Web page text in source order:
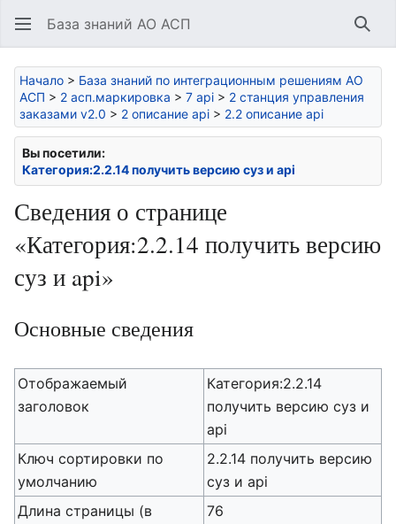
База знаний АО АСП
Начало > База знаний по интеграционным решениям АО
АСП > 2 асп.маркировка > 7 api > 2 станция управления
заказами v2.0 > 2 описание api > 2.2 описание api
Вы посетили:
Категория:2.2.14 получить версию суз и api
Сведения о странице
«Категория:2.2.14 получить версию
суз и api»
Основные сведения
Отображаемый
заголовок
Категория:2.2.14
получить версию суз и
api
Ключ сортировки по
умолчанию
2.2.14 получить версию
суз и api
Длина страницы (в
76